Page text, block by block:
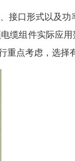
接口形式以及
缆组件实际应
点考虑，选择